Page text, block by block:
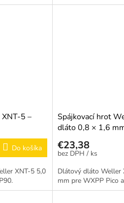
5 –
Do košíka
XNT-5 5,0
Spájkovací hrot
dláto 0,8 × 1,6
€23,38
/ ks
Dlátový dláto Weller
mm pre WXPP Pico